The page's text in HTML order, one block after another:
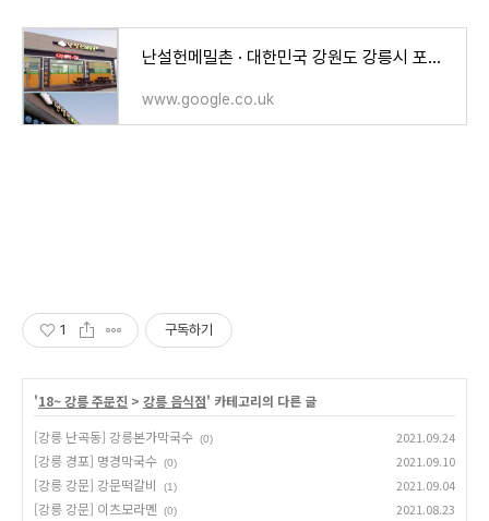
난설헌메밀촌 · 대한민국 강원도 강릉시 포남동 945 KR
www.google.co.uk
1 구독하기
'18~ 강릉 주문진 > 강릉 음식점' 카테고리의 다른 글
[강릉 난곡동] 강릉본가막국수 (0) 2021.09.24
[강릉 경포] 명경막국수 (0) 2021.09.10
[강릉 강문] 강문떡갈비 (1) 2021.09.04
[강릉 강문] 이츠모라멘 (0) 2021.08.23